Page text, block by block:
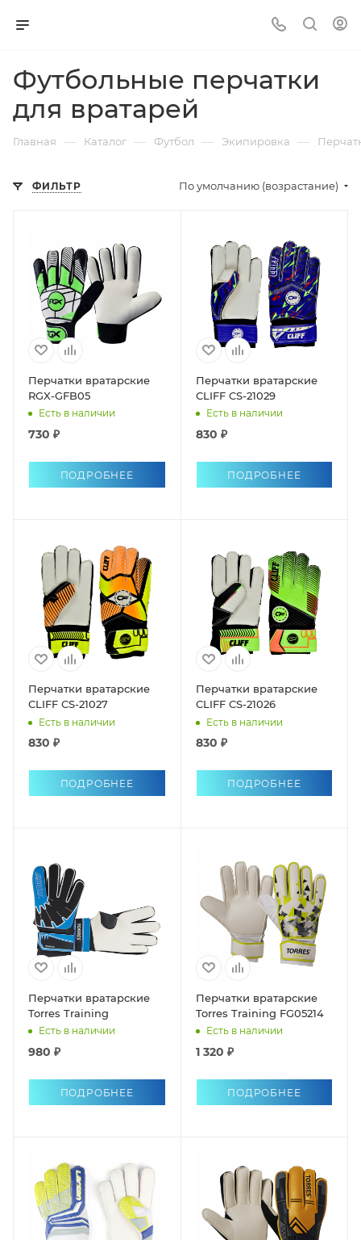
Футбольные перчатки
для вратарей
Главная — Каталог — Футбол — Экипировка —
ФИЛЬТР По умолчанию (возрастание)
Перчатки вратарские
RGX-GFB05
Есть в наличии
730 ₽
ПОДРОБНЕЕ
Перчатки вратарские
CLIFF CS-21029
Есть в наличии
830 ₽
ПОДРОБНЕЕ
Перчатки вратарские
CLIFF CS-21027
Есть в наличии
830 ₽
ПОДРОБНЕЕ
Перчатки вратарские
CLIFF CS-21026
Есть в наличии
830 ₽
ПОДРОБНЕЕ
Перчатки вратарские
Torres Training
Есть в наличии
980 ₽
ПОДРОБНЕЕ
Перчатки вратарские
Torres Training FG05214
Есть в наличии
1 320 ₽
ПОДРОБНЕЕ